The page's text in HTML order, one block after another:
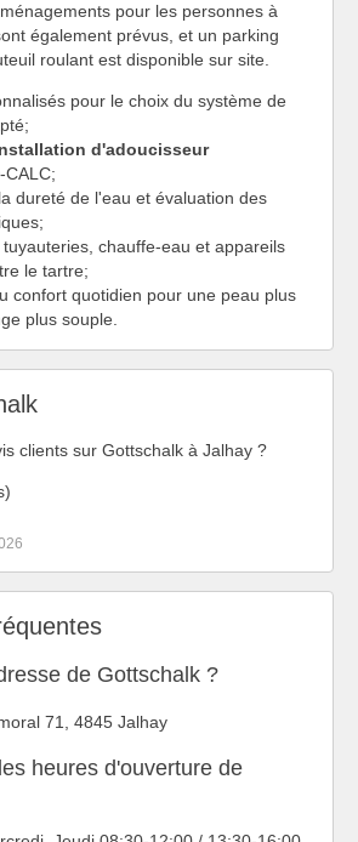
pour les personnes à
également prévus, et un parking
roulant est disponible sur site.
pour le choix du système de
d'adoucisseur
CALC;
dureté de l'eau et évaluation des
chauffe-eau et appareils
le tartre;
confort quotidien pour une peau plus
plus souple.
clients sur Gottschalk à Jalhay ?
de Gottschalk ?
71, 4845 Jalhay
heures d'ouverture de